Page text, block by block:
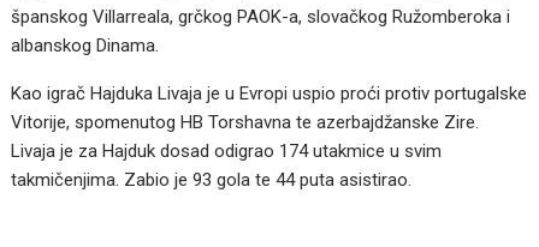
španskog Villarreala, grčkog PAOK-a, slovačkog Ružomberoka i
albanskog Dinama.
Kao igrač Hajduka Livaja je u Evropi uspio proći protiv portugalske
Vitorije, spomenutog HB Torshavna te azerbajdžanske Zire.
Livaja je za Hajduk dosad odigrao 174 utakmice u svim
takmičenjima. Zabio je 93 gola te 44 puta asistirao.